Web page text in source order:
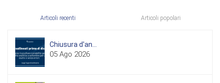
Articoli recenti Articoli popolari
Chiusura d'an...
05 Ago 2026